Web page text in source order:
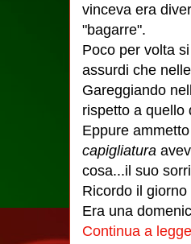
vinceva era
"bagarre".
Poco per volta
assurdi che
Gareggiando
rispetto a quello
Eppure
capigliatura
cosa...il suo
Ricordo il
Era una
Continua a